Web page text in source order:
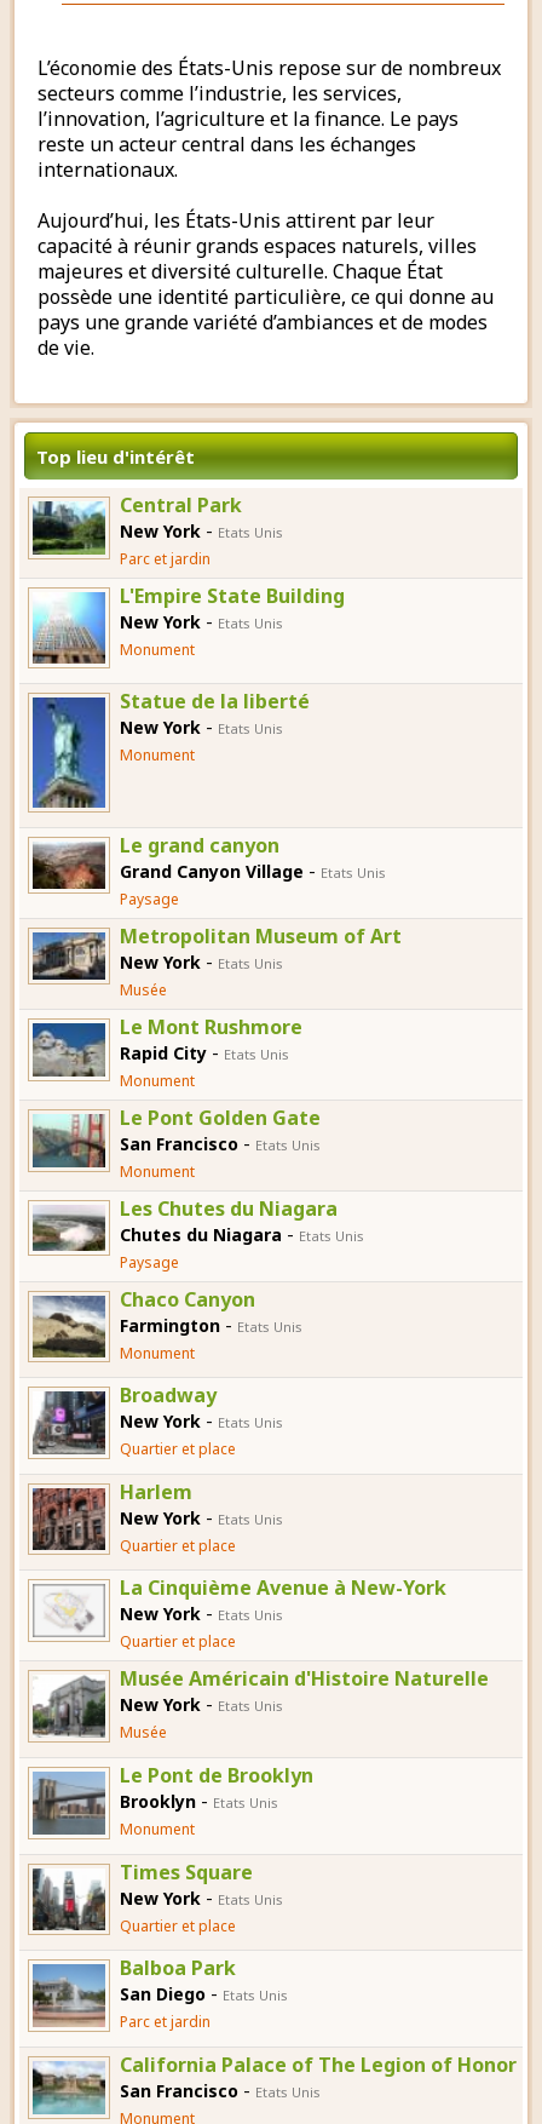
L’économie des États-Unis repose sur de nombreux
secteurs comme l’industrie, les services,
l’innovation, l’agriculture et la finance. Le pays
reste un acteur central dans les échanges
internationaux.
Aujourd’hui, les États-Unis attirent par leur
capacité à réunir grands espaces naturels, villes
majeures et diversité culturelle. Chaque État
possède une identité particulière, ce qui donne au
pays une grande variété d’ambiances et de modes
de vie.
Top lieu d'intérêt
Central Park
New York - Etats Unis
Parc et jardin
L'Empire State Building
New York - Etats Unis
Monument
Statue de la liberté
New York - Etats Unis
Monument
Le grand canyon
Grand Canyon Village - Etats Unis
Paysage
Metropolitan Museum of Art
New York - Etats Unis
Musée
Le Mont Rushmore
Rapid City - Etats Unis
Monument
Le Pont Golden Gate
San Francisco - Etats Unis
Monument
Les Chutes du Niagara
Chutes du Niagara - Etats Unis
Paysage
Chaco Canyon
Farmington - Etats Unis
Monument
Broadway
New York - Etats Unis
Quartier et place
Harlem
New York - Etats Unis
Quartier et place
La Cinquième Avenue à New-York
New York - Etats Unis
Quartier et place
Musée Américain d'Histoire Naturelle
New York - Etats Unis
Musée
Le Pont de Brooklyn
Brooklyn - Etats Unis
Monument
Times Square
New York - Etats Unis
Quartier et place
Balboa Park
San Diego - Etats Unis
Parc et jardin
California Palace of The Legion of Honor
San Francisco - Etats Unis
Monument